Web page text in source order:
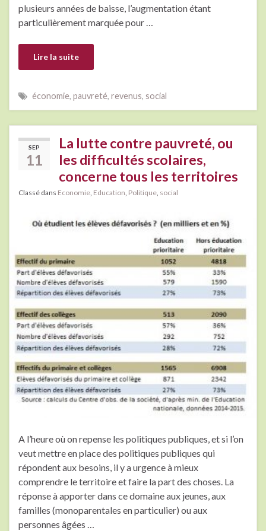
plusieurs années de baisse, l’augmentation étant
particulièrement marquée pour …
Lire la suite
économie, pauvreté, revenus, social
SEP
11
La lutte contre pauvreté, ou
les difficultés scolaires,
concerne tous les territoires
Classé dans Economie Education Politique social
A l’heure où on repense les politiques publiques, et si l’on
veut mettre en place des politiques publiques qui
répondent aux besoins, il y a urgence à mieux
comprendre le territoire et faire la part des choses. La
réponse à apporter dans ce domaine aux jeunes, aux
familles (monoparentales en particulier) ou aux
personnes âgées …